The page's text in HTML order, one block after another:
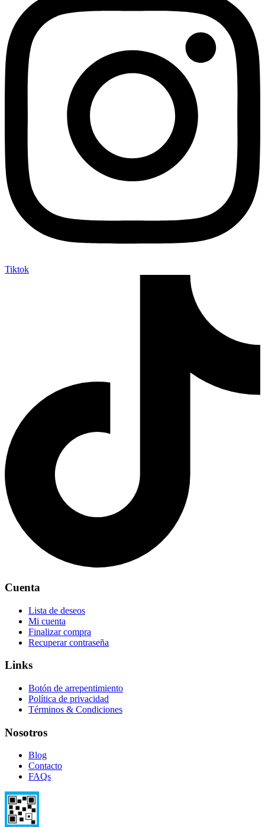
Tiktok
Cuenta
Lista de deseos
Mi cuenta
Finalizar compra
Recuperar contraseña
Links
Botón de arrepentimiento
Política de privacidad
Términos & Condiciones
Nosotros
Blog
Contacto
FAQs